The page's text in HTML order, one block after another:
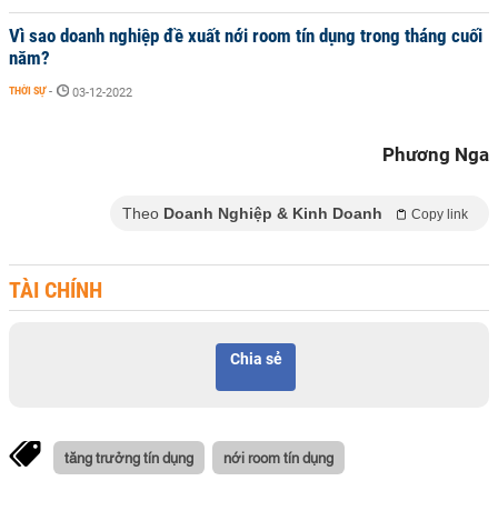
Vì sao doanh nghiệp đề xuất nới room tín dụng trong tháng cuối
năm?
THỜI SỰ - 03-12-2022
Phương Nga
Theo Doanh Nghiệp & Kinh Doanh Copy link
TÀI CHÍNH
Chia sẻ
tăng trưởng tín dụng nới room tín dụng